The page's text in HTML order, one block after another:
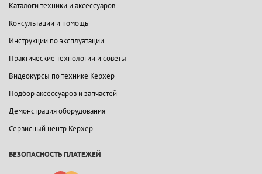
Каталоги техники и аксессуаров
Консультации и помощь
Инструкции по эксплуатации
Практические технологии и советы
Видеокурсы по технике Керхер
Подбор аксессуаров и запчастей
Демонстрация оборудования
Сервисный центр Керхер
БЕЗОПАСНОСТЬ ПЛАТЕЖЕЙ